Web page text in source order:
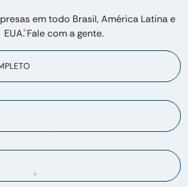
em todo Brasil, América Latina e
EUA. Fale com a gente.